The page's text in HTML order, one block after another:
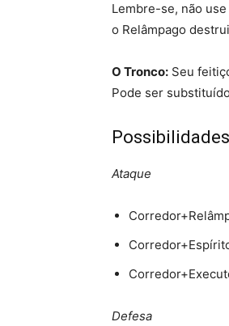
Lembre-se, não
o Relâmpago
O Tronco: Seu
Pode ser
Ataque
Defesa